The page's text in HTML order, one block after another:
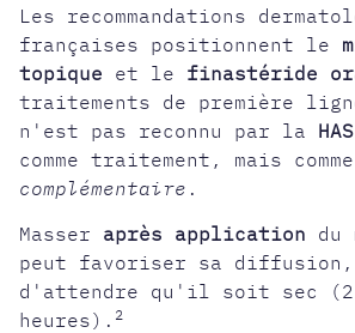
Les recommandations
françaises positionnent le
topique et le finastéride
traitements de première
n'est pas reconnu par la HAS
comme traitement, mais comme
complémentaire .
Masser après application du
peut favoriser sa
d'attendre qu'il soit sec
heures). 2